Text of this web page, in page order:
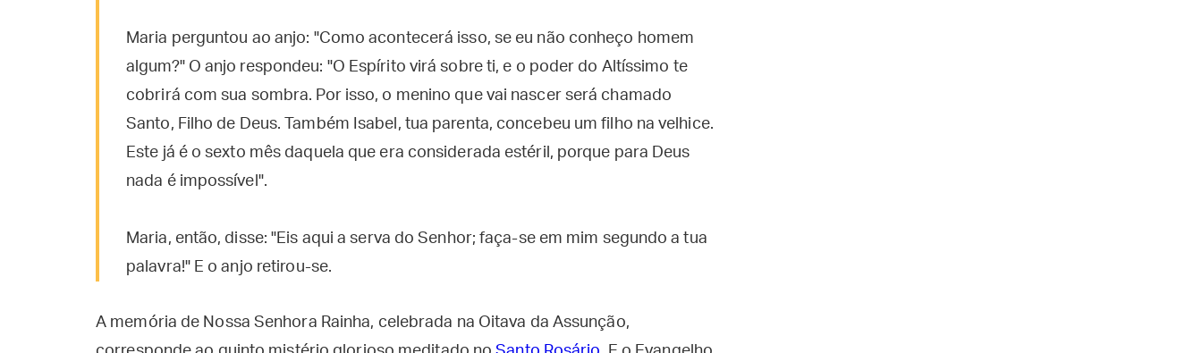
Maria perguntou ao anjo: "Como acontecerá isso, se eu não conheço homem
algum?" O anjo respondeu: "O Espírito virá sobre ti, e o poder do Altíssimo te
cobrirá com sua sombra. Por isso, o menino que vai nascer será chamado
Santo, Filho de Deus. Também Isabel, tua parenta, concebeu um filho na velhice.
Este já é o sexto mês daquela que era considerada estéril, porque para Deus
nada é impossível".
Maria, então, disse: "Eis aqui a serva do Senhor; faça-se em mim segundo a tua
palavra!" E o anjo retirou-se.
A memória de Nossa Senhora Rainha, celebrada na Oitava da Assunção,